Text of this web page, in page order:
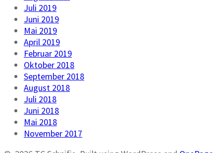
Juli 2019
Juni 2019
Mai 2019
April 2019
Februar 2019
Oktober 2018
September 2018
August 2018
Juli 2018
Juni 2018
Mai 2018
November 2017